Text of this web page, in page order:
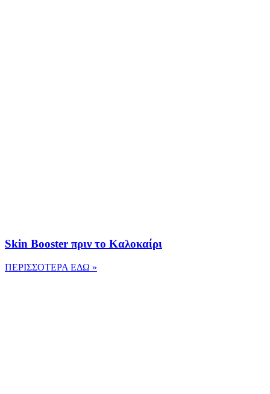
Skin Booster πριν το Καλοκαίρι
ΠΕΡΙΣΣΟΤΕΡΑ ΕΔΩ »